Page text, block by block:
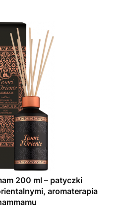
200 ml – patyczki
aromaterapia